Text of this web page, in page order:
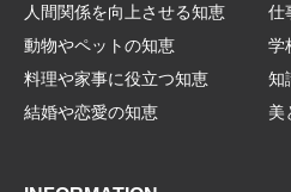
人間関係を向上させる知恵
仕
動物やペットの知恵
学
料理や家事に役立つ知恵
知
結婚や恋愛の知恵
美